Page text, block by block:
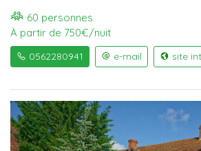
60 personnes
À partir de 750€/nuit
0562280941 e-mail site